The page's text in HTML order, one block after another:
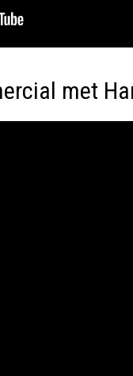
met